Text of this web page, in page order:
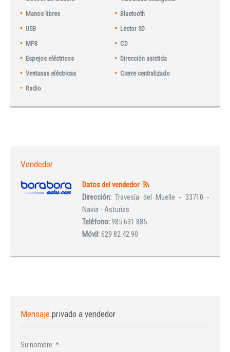
Manos libres
Bluetooth
USB
Lector SD
MP3
CD
Espejos eléctricos
Dirección asistida
Ventanas eléctricas
Cierre centralizado
Radio
Vendedor
Datos del vendedor
Dirección:Travesía del Muelle - 33710 -
Navia - Asturias
Teléfono:985 631 885
Móvil:629 82 42 90
Mensaje privado a vendedor
Su nombre: *